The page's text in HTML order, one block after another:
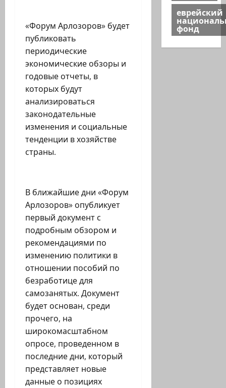
«Форум Арлозоров» будет
публиковать
периодические
экономические обзоры и
годовые отчеты, в
которых будут
анализироваться
законодательные
изменения и социальные
тенденции в хозяйстве
страны.
В ближайшие дни «Форум
Арлозоров» опубликует
первый документ с
подробным обзором и
рекомендациями по
изменению политики в
отношении пособий по
безработице для
самозанятых. Документ
будет основан, среди
прочего, на
широкомасштабном
опросе, проведенном в
последние дни, который
представляет новые
данные о позициях
еврейский
фонд